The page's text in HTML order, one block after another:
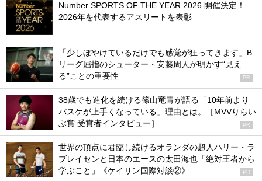
Number SPORTS OF THE YEAR 2026 開催決定！
2026年を代表するアスリートを表彰
「少しぼやけているだけでも感覚が狂ってきます」B
リーグ屈指のシューター・安藤周人が明かす“見え
る”ことの重要性
PR
38歳でも進化を続ける篠山竜青が語る「10年前より
バスケが上手くなっている」理由とは。［MVVりらい
ぶ賞 受賞者インタビュー］
PR
世界の頂点に君臨し続けるオランダの超人ハリー・ラ
ブレイセンと日本のエースの太田海也「絶対王者から
学ぶこと」《ケイリン国際対談②》
PR